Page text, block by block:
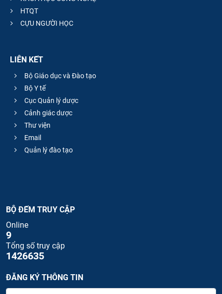
HTQT
CỰU NGƯỜI HỌC
LIÊN KẾT
Bộ Giáo dục và Đào tạo
Bộ Y tế
Cục Quản lý dược
Cảnh giác dược
Thư viện
Email
Quản lý đào tạo
BỘ ĐẾM TRUY CẬP
Online
9
Tổng số truy cập
1426635
ĐĂNG KÝ THÔNG TIN